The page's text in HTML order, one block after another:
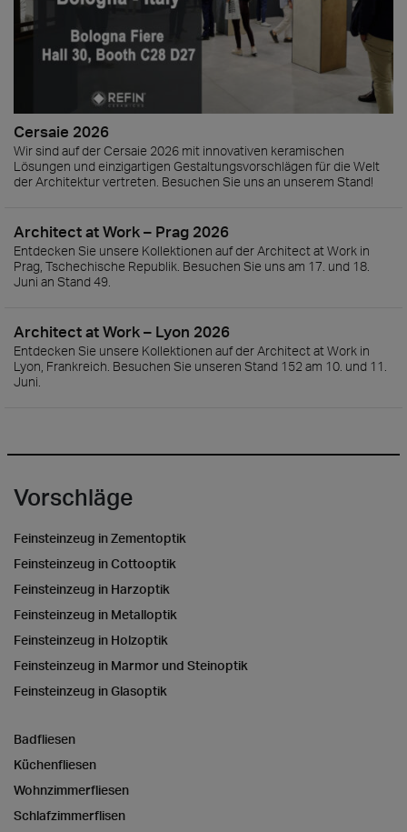
Cersaie 2026
Wir sind auf der Cersaie 2026 mit innovativen keramischen
Lösungen und einzigartigen Gestaltungsvorschlägen für die Welt
der Architektur vertreten. Besuchen Sie uns an unserem Stand!
Architect at Work – Prag 2026
Entdecken Sie unsere Kollektionen auf der Architect at Work in
Prag, Tschechische Republik. Besuchen Sie uns am 17. und 18.
Juni an Stand 49.
Architect at Work – Lyon 2026
Entdecken Sie unsere Kollektionen auf der Architect at Work in
Lyon, Frankreich. Besuchen Sie unseren Stand 152 am 10. und 11.
Juni.
Vorschläge
Feinsteinzeug in Zementoptik
Feinsteinzeug in Cottooptik
Feinsteinzeug in Harzoptik
Feinsteinzeug in Metalloptik
Feinsteinzeug in Holzoptik
Feinsteinzeug in Marmor und Steinoptik
Feinsteinzeug in Glasoptik
Badfliesen
Küchenfliesen
Wohnzimmerfliesen
Schlafzimmerflisen